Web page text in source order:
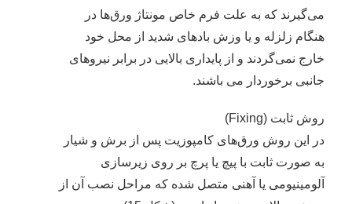
می‌گیرند که به علت فرم خاص مونتاژ ورق‌ها در
هنگام زلزله و یا وزش بادهای شدید از محل خود
خارج نمی‌گردند و از پایداری بالایی در برابر نیروهای
جانبی برخوردار می باشند.
روش ثابت (Fixing)
در این روش ورق‌های کامپوزیت پس از برش و شیار
به صورت ثابت با پیچ یا پرچ بر روی زیرسازی
آلومینیومی یا آهنی متصل شده که مراحل نصب آن از